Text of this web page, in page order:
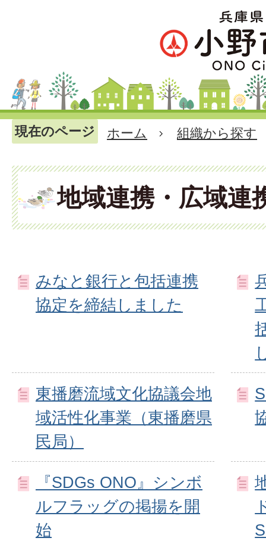
現在のページ ホーム 組織から探す
地域連携・広域連
みなと銀行と包括連携
協定を締結しました
東播磨流域文化協議会地
域活性化事業（東播磨県
民局）
『SDGs ONO』シンボ
ルフラッグの掲揚を開
始